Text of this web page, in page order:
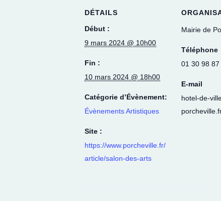
DÉTAILS
Début :
9 mars 2024 @ 10h00
Fin :
10 mars 2024 @ 18h00
Catégorie d’Évènement:
Évènements Artistiques
Site :
https://www.porcheville.fr/
article/salon-des-arts
Mairie de
Téléphone
01 30 98 87
E-mail
hotel-de-